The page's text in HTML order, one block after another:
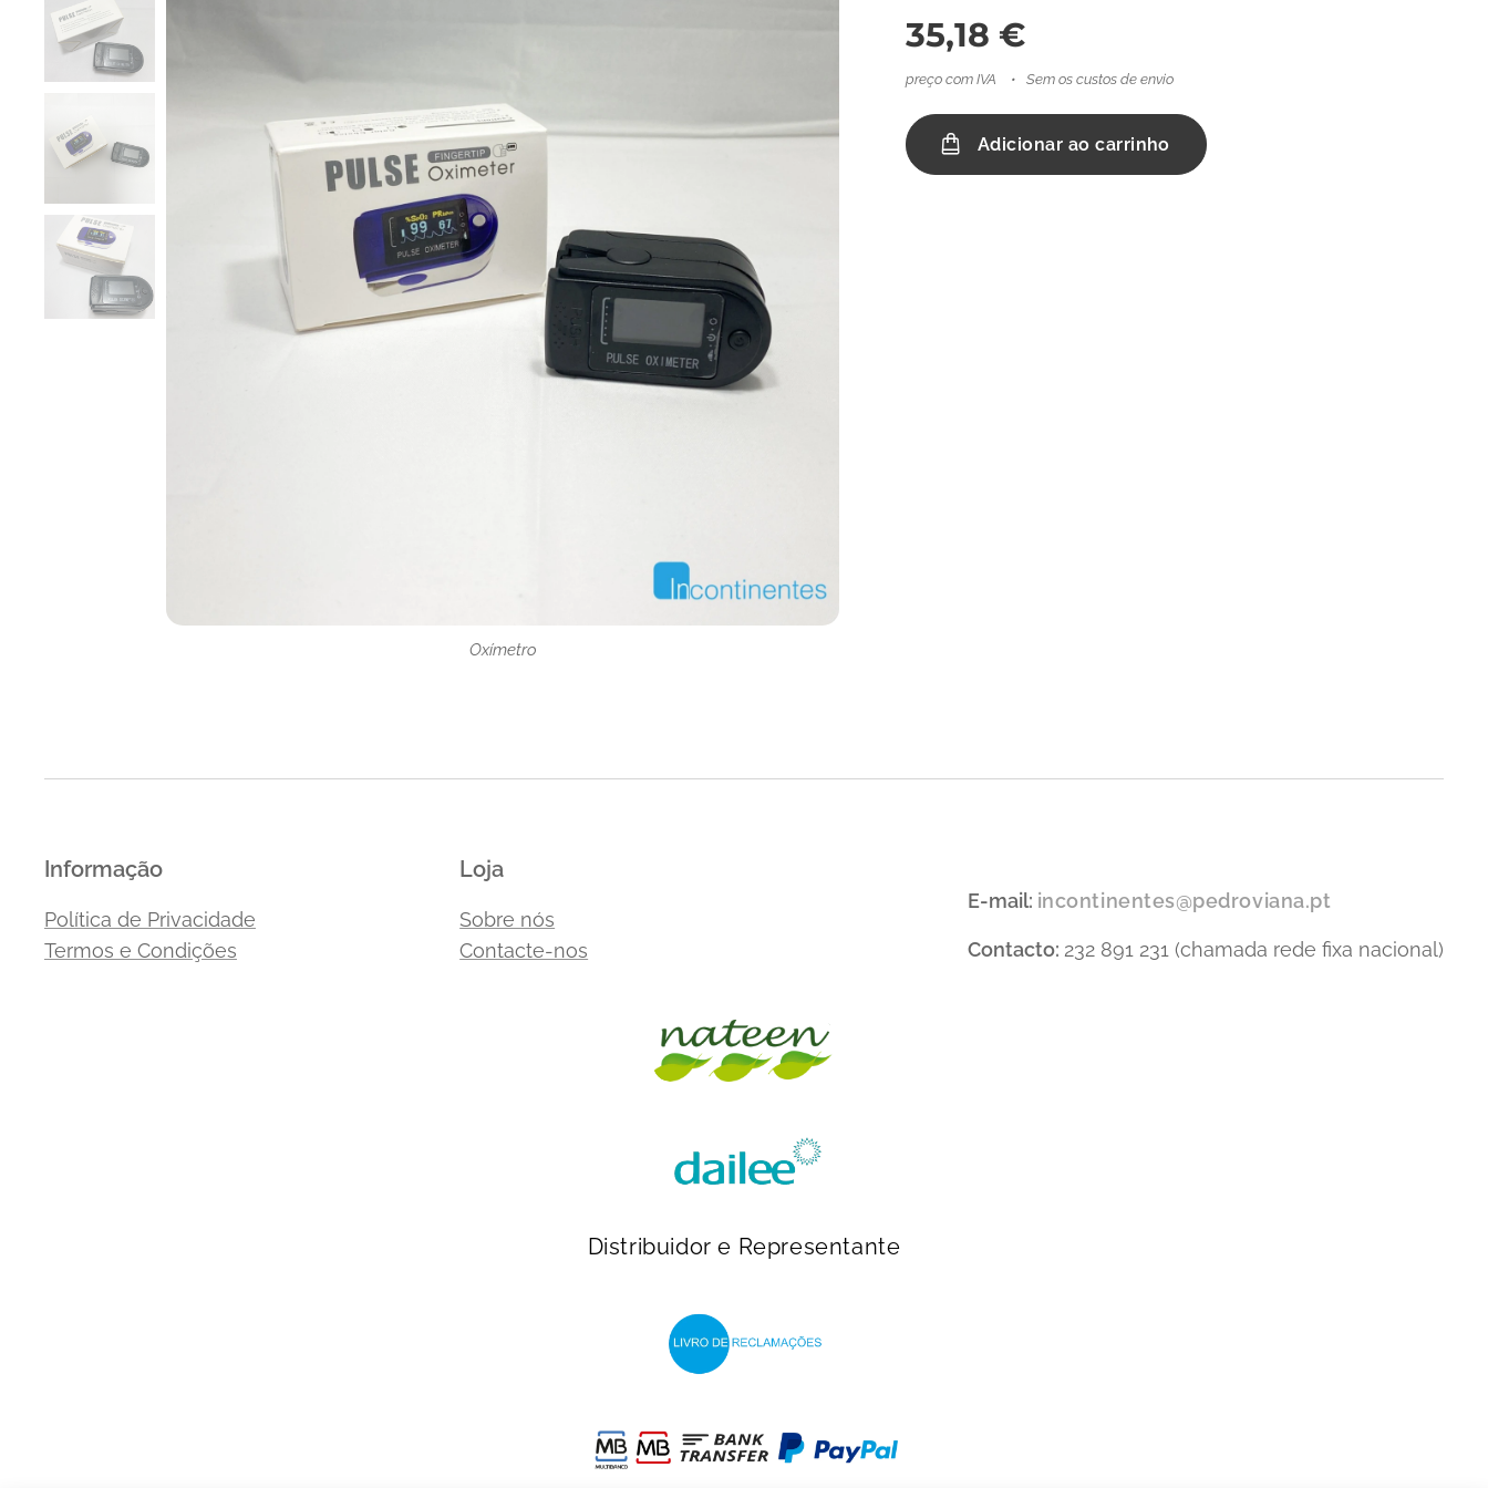
Oxímetro
Oxímetro
Oxímetro
Oxímetro
35,18 €
preço com IVA Sem os custos de envio
Adicionar ao carrinho
Informação
Política de Privacidade
Termos e Condições
Loja
Sobre nós
Contacte-nos
E-mail: incontinentes@pedroviana.pt
Contacto: 232 891 231 (chamada rede fixa nacional)
Distribuidor e Representante